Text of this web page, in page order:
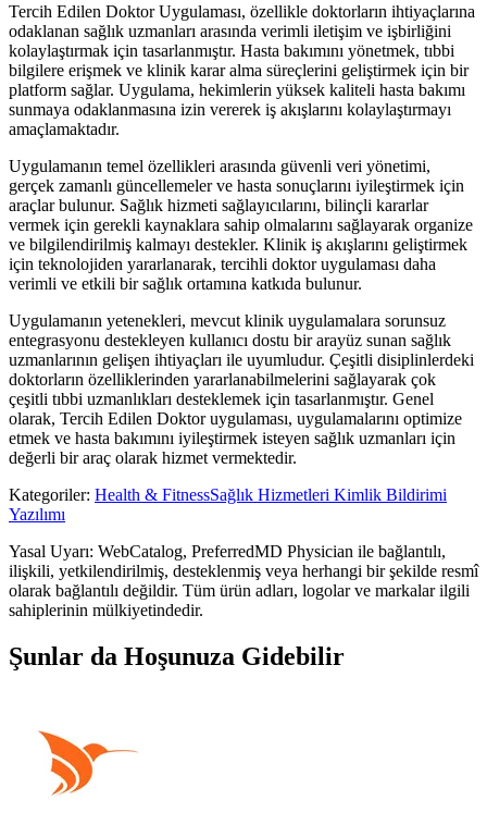
Tercih Edilen Doktor Uygulaması, özellikle doktorların ihtiyaçlarına
odaklanan sağlık uzmanları arasında verimli iletişim ve işbirliğini
kolaylaştırmak için tasarlanmıştır. Hasta bakımını yönetmek, tıbbi
bilgilere erişmek ve klinik karar alma süreçlerini geliştirmek için bir
platform sağlar. Uygulama, hekimlerin yüksek kaliteli hasta bakımı
sunmaya odaklanmasına izin vererek iş akışlarını kolaylaştırmayı
amaçlamaktadır.
Uygulamanın temel özellikleri arasında güvenli veri yönetimi,
gerçek zamanlı güncellemeler ve hasta sonuçlarını iyileştirmek için
araçlar bulunur. Sağlık hizmeti sağlayıcılarını, bilinçli kararlar
vermek için gerekli kaynaklara sahip olmalarını sağlayarak organize
ve bilgilendirilmiş kalmayı destekler. Klinik iş akışlarını geliştirmek
için teknolojiden yararlanarak, tercihli doktor uygulaması daha
verimli ve etkili bir sağlık ortamına katkıda bulunur.
Uygulamanın yetenekleri, mevcut klinik uygulamalara sorunsuz
entegrasyonu destekleyen kullanıcı dostu bir arayüz sunan sağlık
uzmanlarının gelişen ihtiyaçları ile uyumludur. Çeşitli disiplinlerdeki
doktorların özelliklerinden yararlanabilmelerini sağlayarak çok
çeşitli tıbbi uzmanlıkları desteklemek için tasarlanmıştır. Genel
olarak, Tercih Edilen Doktor uygulaması, uygulamalarını optimize
etmek ve hasta bakımını iyileştirmek isteyen sağlık uzmanları için
değerli bir araç olarak hizmet vermektedir.
Kategoriler: Health & FitnessSağlık Hizmetleri Kimlik Bildirimi
Yazılımı
Yasal Uyarı: WebCatalog, PreferredMD Physician ile bağlantılı,
ilişkili, yetkilendirilmiş, desteklenmiş veya herhangi bir şekilde resmî
olarak bağlantılı değildir. Tüm ürün adları, logolar ve markalar ilgili
sahiplerinin mülkiyetindedir.
Şunlar da Hoşunuza Gidebilir